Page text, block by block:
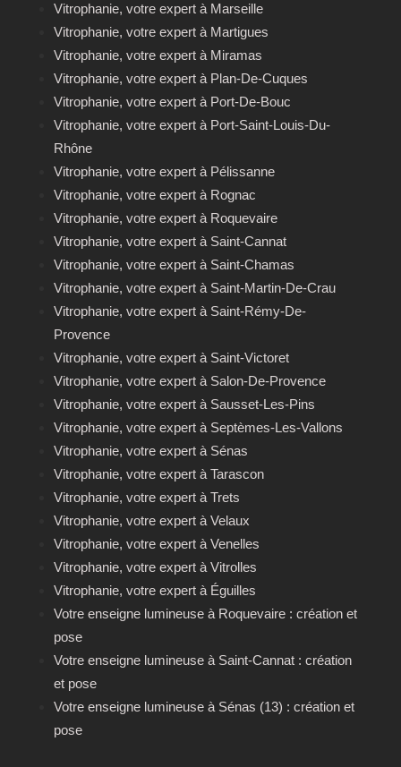
Vitrophanie, votre expert à Marseille
Vitrophanie, votre expert à Martigues
Vitrophanie, votre expert à Miramas
Vitrophanie, votre expert à Plan-De-Cuques
Vitrophanie, votre expert à Port-De-Bouc
Vitrophanie, votre expert à Port-Saint-Louis-Du-
Rhône
Vitrophanie, votre expert à Pélissanne
Vitrophanie, votre expert à Rognac
Vitrophanie, votre expert à Roquevaire
Vitrophanie, votre expert à Saint-Cannat
Vitrophanie, votre expert à Saint-Chamas
Vitrophanie, votre expert à Saint-Martin-De-Crau
Vitrophanie, votre expert à Saint-Rémy-De-
Provence
Vitrophanie, votre expert à Saint-Victoret
Vitrophanie, votre expert à Salon-De-Provence
Vitrophanie, votre expert à Sausset-Les-Pins
Vitrophanie, votre expert à Septèmes-Les-Vallons
Vitrophanie, votre expert à Sénas
Vitrophanie, votre expert à Tarascon
Vitrophanie, votre expert à Trets
Vitrophanie, votre expert à Velaux
Vitrophanie, votre expert à Venelles
Vitrophanie, votre expert à Vitrolles
Vitrophanie, votre expert à Éguilles
Votre enseigne lumineuse à Roquevaire : création et
pose
Votre enseigne lumineuse à Saint-Cannat : création
et pose
Votre enseigne lumineuse à Sénas (13) : création et
pose